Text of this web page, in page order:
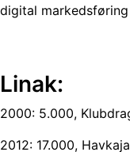
digital markedsføring
Linak:
2000: 5.000,
2012: 17.000,